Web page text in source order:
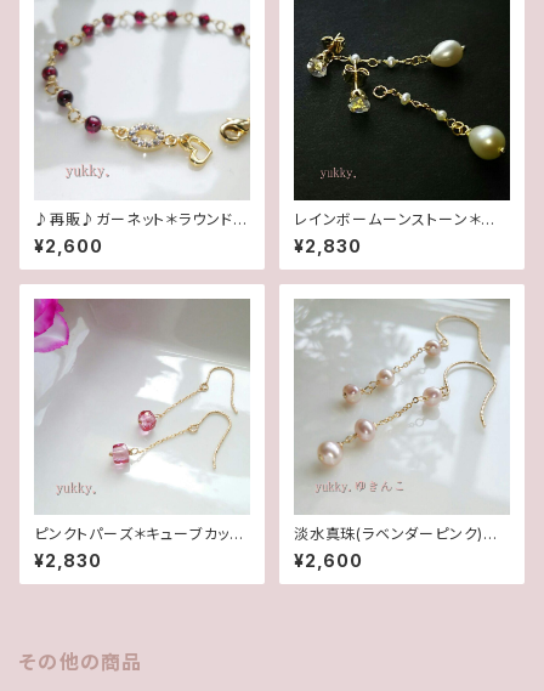
♪再販♪ガーネット＊ラウンド4
mmブレスレット
¥2,600
レインボームーンストーン＊淡
水2wayポストピアス14kgf
¥2,830
ピンクトパーズ＊キューブカット1
4Kgfピアス
¥2,830
淡水真珠(ラベンダーピンク)＊
グリッターピアス(14Kgf)
¥2,600
その他の商品